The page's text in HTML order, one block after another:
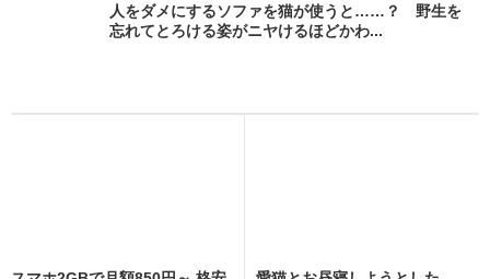
人をダメにするソファを猫が使うと……？ 野生を
忘れてとろける姿がニヤけるほどかわ...